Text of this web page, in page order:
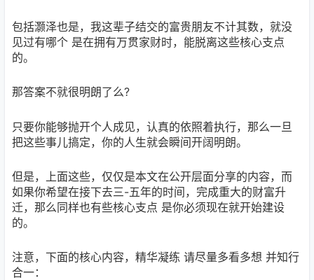
包括灏泽也是，我这辈子结交的富贵朋友不计其数，就没
见过有哪个 是在拥有万贯家财时，能脱离这些核心支点
的。
那答案不就很明朗了么?
只要你能够抛开个人成见，认真的依照着执行，那么一旦
把这些事儿搞定，你的人生就会瞬间开阔明朗。
但是，上面这些，仅仅是本文在公开层面分享的内容，而
如果你希望在接下去三-五年的时间，完成重大的财富升
迁，那么同样也有些核心支点 是你必须现在就开始建设
的。
注意，下面的核心内容，精华凝练 请尽量多看多想 并知行
合一：